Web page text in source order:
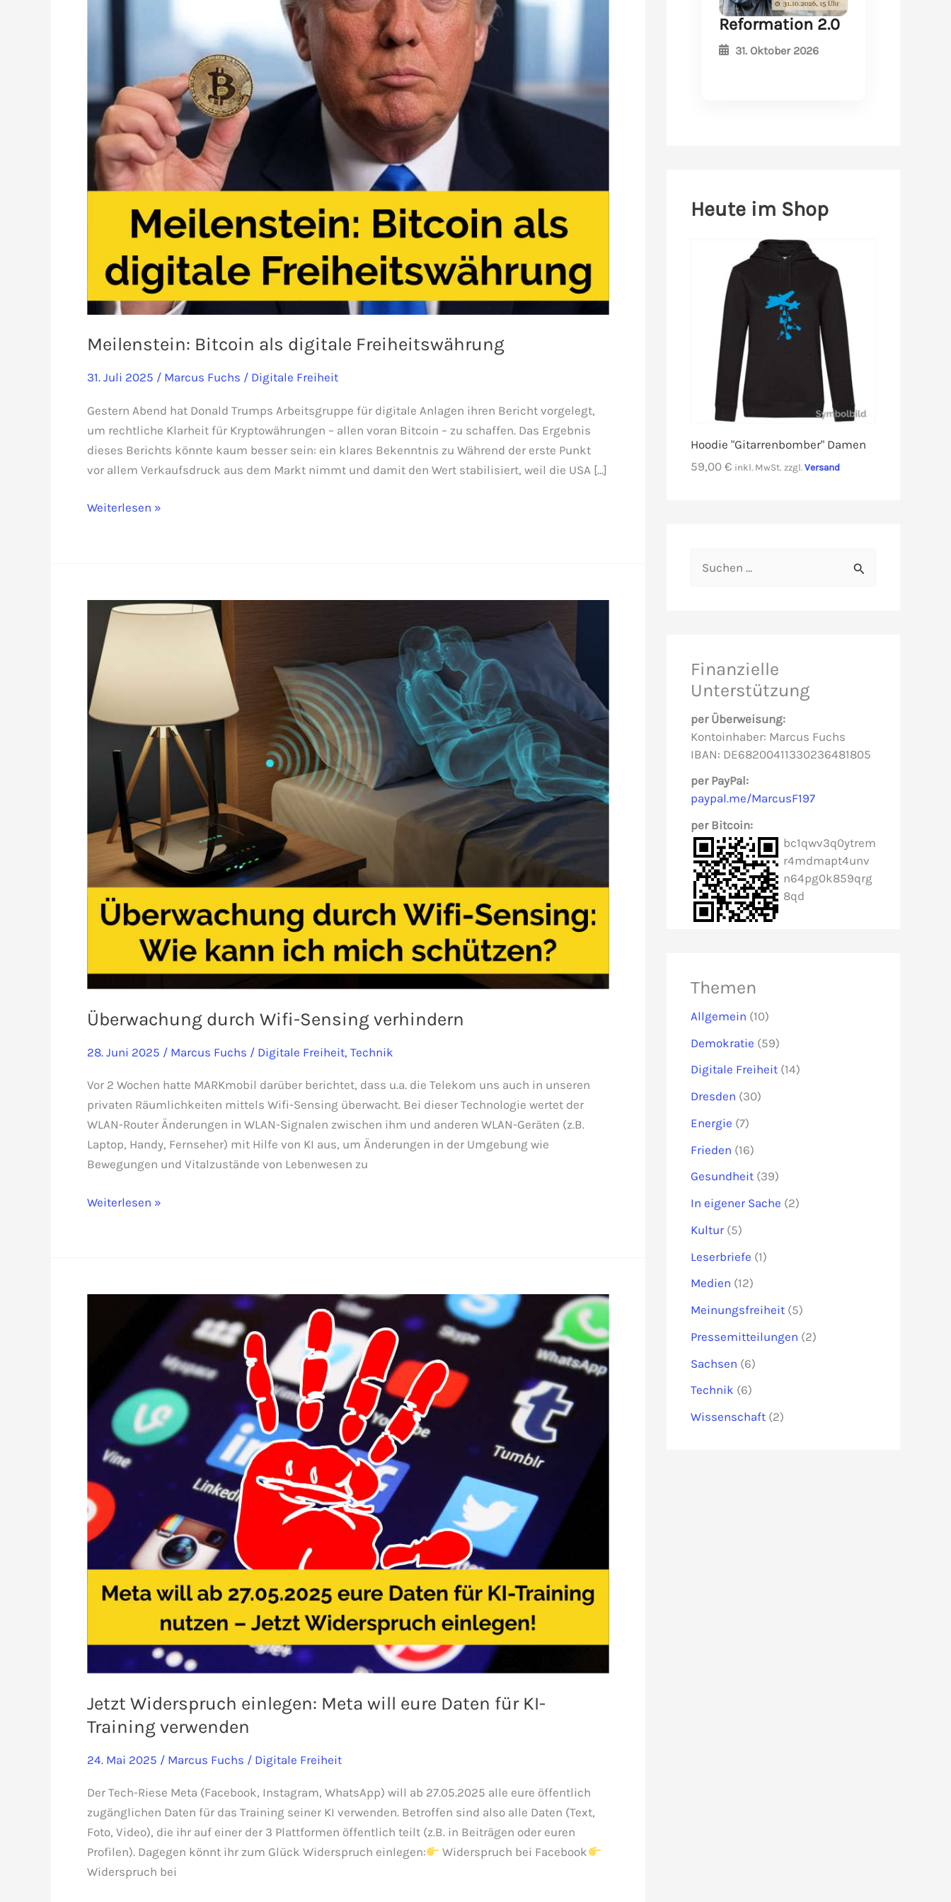
Meilenstein: Bitcoin als digitale Freiheitswährung
31. Juli 2025 / Marcus Fuchs / Digitale Freiheit
Gestern Abend hat Donald Trumps Arbeitsgruppe für digitale Anlagen ihren Bericht vorgelegt,
um rechtliche Klarheit für Kryptowährungen – allen voran Bitcoin – zu schaffen. Das Ergebnis
dieses Berichts könnte kaum besser sein: ein klares Bekenntnis zu Während der erste Punkt
vor allem Verkaufsdruck aus dem Markt nimmt und damit den Wert stabilisiert, weil die USA […]
Meilenstein:
Weiterlesen »
Überwachung durch Wifi-Sensing verhindern
28. Juni 2025 / Marcus Fuchs / Digitale Freiheit, Technik
Vor 2 Wochen hatte MARKmobil darüber berichtet, dass u.a. die Telekom uns auch in unseren
privaten Räumlichkeiten mittels Wifi-Sensing überwacht. Bei dieser Technologie wertet der
WLAN-Router Änderungen in WLAN-Signalen zwischen ihm und anderen WLAN-Geräten (z.B.
Laptop, Handy, Fernseher) mit Hilfe von KI aus, um Änderungen in der Umgebung wie
Bewegungen und Vitalzustände von Lebenwesen zu
Überwachung
Weiterlesen »
Jetzt Widerspruch einlegen: Meta will eure Daten für KI-
Training verwenden
24. Mai 2025 / Marcus Fuchs / Digitale Freiheit
Der Tech-Riese Meta (Facebook, Instagram, WhatsApp) will ab 27.05.2025 alle eure öffentlich
zugänglichen Daten für das Training seiner KI verwenden. Betroffen sind also alle Daten (Text,
Foto, Video), die ihr auf einer der 3 Plattformen öffentlich teilt (z.B. in Beiträgen oder euren
Profilen). Dagegen könnt ihr zum Glück Widerspruch einlegen:
Widerspruch bei Facebook
Widerspruch bei
Reformation 2.0
31. Oktober 2026
Heute im Shop
Hoodie "Gitarrenbomber" Damen
59,00 € inkl. MwSt. zzgl. Versand
n
a
c
h
:
Finanzielle
Unterstützung
per Überweisung:
Kontoinhaber: Marcus Fuchs
IBAN: DE68200411330236481805
per PayPal:
paypal.me/MarcusF197
per Bitcoin:
bc1qwv3q0ytrem
r4mdmapt4unv
n64pg0k859qrg
8qd
Themen
Allgemein (10)
Demokratie (59)
Digitale Freiheit (14)
Dresden (30)
Energie (7)
Frieden (16)
Gesundheit (39)
In eigener Sache (2)
Kultur (5)
Leserbriefe (1)
Medien (12)
Meinungsfreiheit (5)
Pressemitteilungen (2)
Sachsen (6)
Technik (6)
Wissenschaft (2)